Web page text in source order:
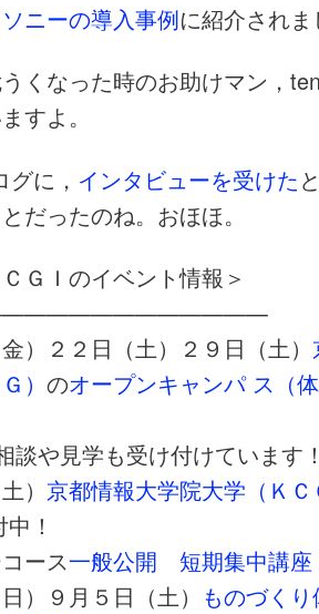
ソニーの導入事例に紹介され
くなった時のお助けマン，
すよ。
に， インタビューを受けた
だったのね。おほほ。
ＧＩのイベント情報＞
）２２日（土）２９日（土）
）のオープンキャンパ ス（
談や見学も受け付けています
） 京都情報大学院大学（Ｋ
！
ース一般公開 短期集中講座
）９月５日（土） ものづく